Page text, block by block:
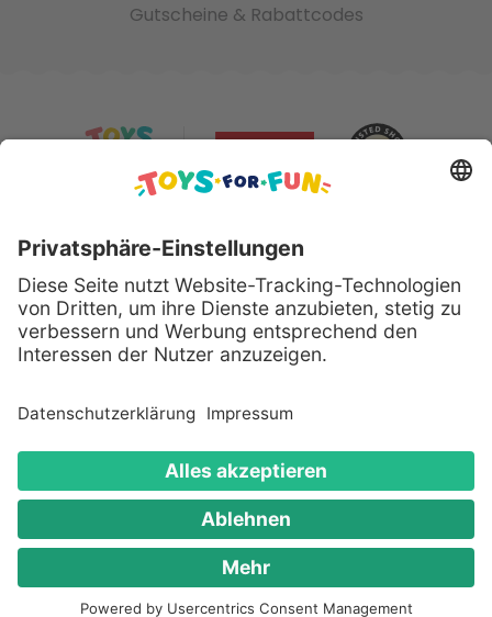
Gutscheine & Rabattcodes
Sicher bezahlen mit:
Alle genannten Produkte und Logos sind eingetragene
Warenzeichen der jeweiligen Hersteller.
Copyright © 2008 - 2026 Toys for Fun GmbH - Alle
Rechte vorbehalten